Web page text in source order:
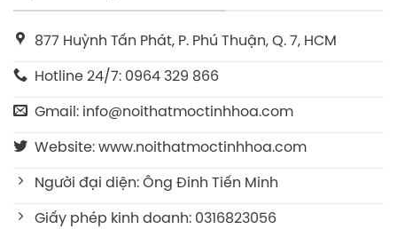
877 Huỳnh Tấn Phát, P. Phú Thuận, Q. 7, HCM
Hotline 24/7: 0964 329 866
Gmail: info@noithatmoctinhhoa.com
Website: www.noithatmoctinhhoa.com
Người đại diện: Ông Đinh Tiến Minh
Giấy phép kinh doanh: 0316823056